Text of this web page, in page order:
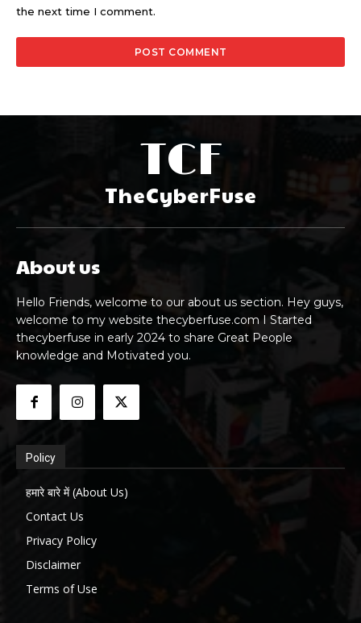
the next time I comment.
TCF
TheCyberFuse
About us
Hello Friends, welcome to our about us section. Hey guys,
welcome to my website thecyberfuse.com I Started
thecyberfuse in early 2024 to share Great People
knowledge and Motivated you.
Policy
हमारे बारे में (About Us)
Contact Us
Privacy Policy
Disclaimer
Terms of Use